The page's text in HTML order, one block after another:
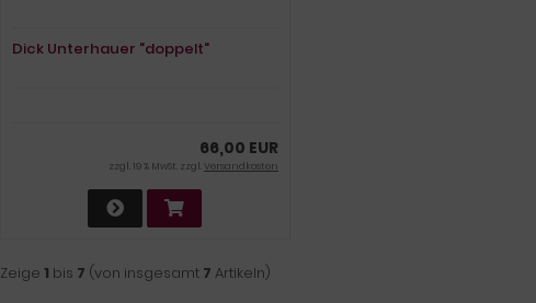
Dick Unterhauer "doppelt"
66,00 EUR
zzgl. 19 % MwSt. zzgl.Versandkosten
Zeige 1 bis 7 (von insgesamt 7 Artikeln)